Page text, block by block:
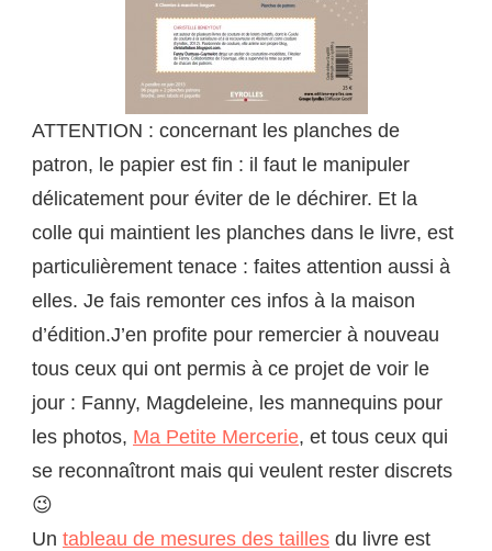
ATTENTION : concernant les planches de
patron, le papier est fin : il faut le manipuler
délicatement pour éviter de le déchirer. Et la
colle qui maintient les planches dans le livre, est
particulièrement tenace : faites attention aussi à
elles. Je fais remonter ces infos à la maison
d’édition.J’en profite pour remercier à nouveau
tous ceux qui ont permis à ce projet de voir le
jour : Fanny, Magdeleine, les mannequins pour
les photos, Ma Petite Mercerie, et tous ceux qui
se reconnaîtront mais qui veulent rester discrets
😉
Un tableau de mesures des tailles du livre est